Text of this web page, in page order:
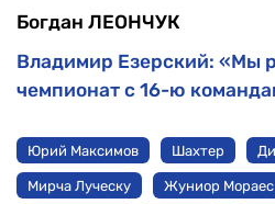
Богдан ЛЕОНЧУК
Владимир Езерский: «Мы
чемпионат с 16-ю
Юрий Максимов Шахтер
Мирча Луческу Жуниор Мораес